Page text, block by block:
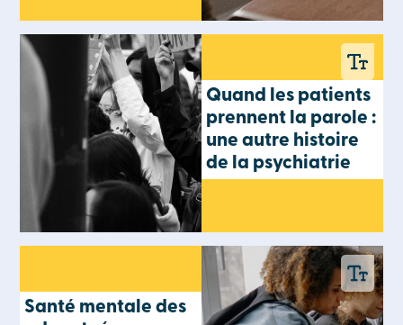
Quand les patients
prennent la parole :
une autre histoire
de la psychiatrie
Santé mentale des